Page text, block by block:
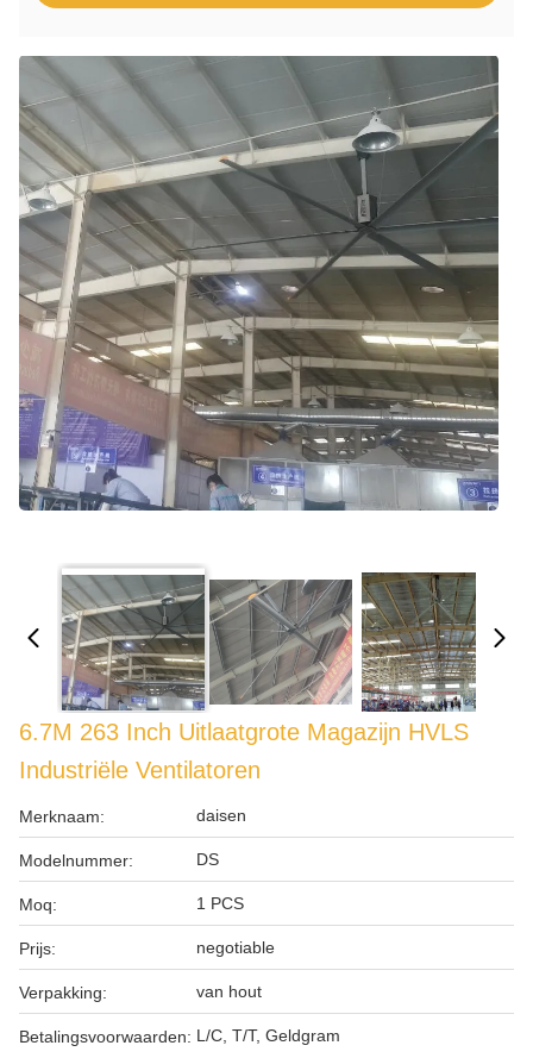
6.7M 263 Inch Uitlaatgrote Magazijn HVLS
Industriële Ventilatoren
Merknaam: daisen
Modelnummer: DS
Moq: 1 PCS
Prijs: negotiable
Verpakking: van hout
Betalingsvoorwaarden: L/C, T/T, Geldgram